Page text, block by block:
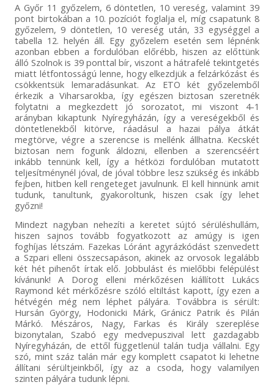
A Győr 11 győzelem, 6 döntetlen, 10 vereség, valamint 39
pont birtokában a 10. pozíciót foglalja el, míg csapatunk 8
győzelem, 9 döntetlen, 10 vereség után, 33 egységgel a
tabella 12. helyén áll. Egy győzelem esetén sem lépnénk
azonban ebben a fordulóban előrébb, hiszen az előttünk
álló Szolnok is 39 ponttal bír, viszont a hátrafelé tekintgetés
miatt létfontosságú lenne, hogy elkezdjük a felzárkózást és
csökkentsük lemaradásunkat. Az ETO két győzelemből
érkezik a Viharsarokba, így egészen biztosan szeretnék
folytatni a megkezdett jó sorozatot, mi viszont 4-1
arányban kikaptunk Nyíregyházán, így a vereségekből és
döntetlenekből kitörve, ráadásul a hazai pálya átkát
megtörve, végre a szerencse is mellénk állhatna. Kecskét
biztosan nem fogunk áldozni, ellenben a szerencséért
inkább tennünk kell, így a hétközi fordulóban mutatott
teljesítménynél jóval, de jóval többre lesz szükség és inkább
fejben, hitben kell rengeteget javulnunk. El kell hinnünk amit
tudunk, tanultunk, gyakoroltunk, hiszen csak így lehet
győzni!
Mindezt nagyban nehezíti a keretet sújtó sérüléshullám,
hiszen sajnos tovább fogyatkozott az amúgy is igen
foghíjas létszám. Fazekas Lóránt agyrázkódást szenvedett
a Szpari elleni összecsapáson, akinek az orvosok legalább
két hét pihenőt írtak elő. Jobbulást és mielőbbi felépülést
kívánunk! A Dorog elleni mérkőzésen kiállított Lukács
Raymond két mérkőzésre szóló eltiltást kapott, így ezen a
hétvégén még nem léphet pályára. Továbbra is sérült:
Hursán György, Hodonicki Márk, Gránicz Patrik és Pilán
Márkó. Mészáros, Nagy, Farkas és Király szereplése
bizonytalan, Szabó egy medvepuszival lett gazdagabb
Nyíregyházán, de ettől függetlenül talán tudja vállalni. Egy
szó, mint száz talán már egy komplett csapatot ki lehetne
állítani sérültjeinkből, így az a csoda, hogy valamilyen
szinten pályára tudunk lépni.